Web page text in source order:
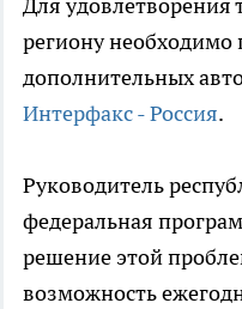
Для удовлетворения
региону необходимо
дополнительных
Интерфакс - Россия.
Руководитель
федеральная
решение этой
возможность